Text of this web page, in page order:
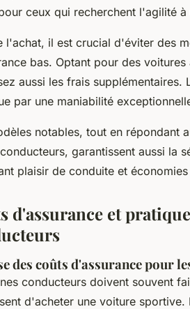
ceux qui recherchent l'agilité
l'achat, il est crucial d'éviter des
bas. Optant pour des
aussi les frais
par une maniabilité
notables, tout en répondant
garantissent aussi la
plaisir de conduite et
d'assurance et
des coûts d'assurance pour
conducteurs doivent souvent
d'acheter une voiture